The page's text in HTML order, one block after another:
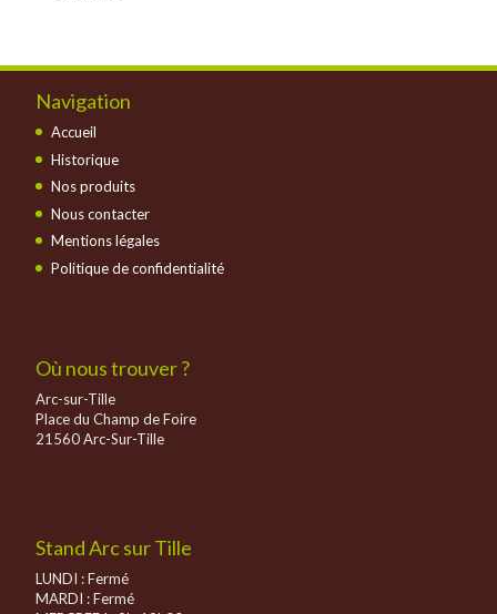
Navigation
Accueil
Historique
Nos produits
Nous contacter
Mentions légales
Politique de confidentialité
Où nous trouver ?
Arc-sur-Tille
Place du Champ de Foire
21560 Arc-Sur-Tille
Stand Arc sur Tille
LUNDI : Fermé
MARDI : Fermé